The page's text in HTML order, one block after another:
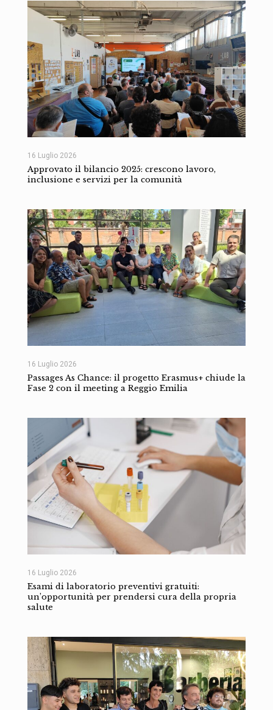
16 Luglio 2026
Approvato il bilancio 2025: crescono lavoro,
inclusione e servizi per la comunità
16 Luglio 2026
Passages As Chance: il progetto Erasmus+ chiude la
Fase 2 con il meeting a Reggio Emilia
16 Luglio 2026
Esami di laboratorio preventivi gratuiti:
un’opportunità per prendersi cura della propria
salute